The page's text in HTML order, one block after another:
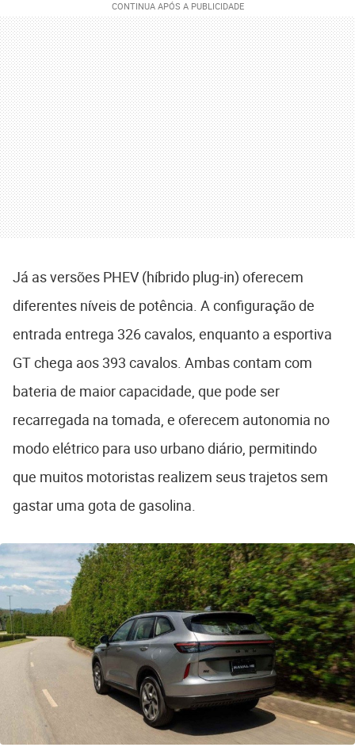
Já as versões PHEV (híbrido plug-in) oferecem
diferentes níveis de potência. A configuração de
entrada entrega 326 cavalos, enquanto a esportiva
GT chega aos 393 cavalos. Ambas contam com
bateria de maior capacidade, que pode ser
recarregada na tomada, e oferecem autonomia no
modo elétrico para uso urbano diário, permitindo
que muitos motoristas realizem seus trajetos sem
gastar uma gota de gasolina.